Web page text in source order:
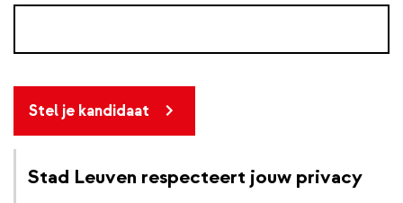
Stel je kandidaat
Stad Leuven respecteert jouw privacy